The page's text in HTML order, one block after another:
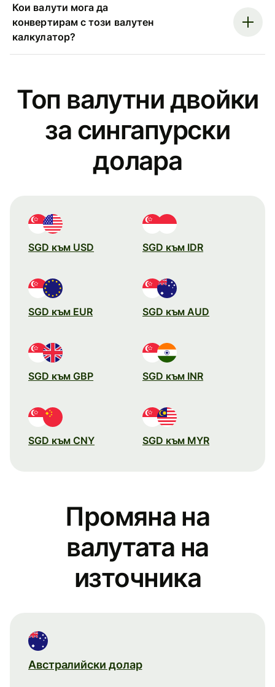
Кои валути мога да
конвертирам с този валутен
калкулатор?
Топ валутни двойки
за сингапурски
долара
SGD към USD SGD към IDR
SGD към EUR SGD към AUD
SGD към GBP SGD към INR
SGD към CNY SGD към MYR
Промяна на
валутата на
източника
Австралийски долар